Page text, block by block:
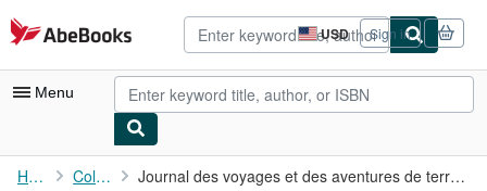
Skip to main content
AbeBooks.com USD
Site
shopping
preferences
Sign in
Menu
My Account
Home Collectif Journal des voyages et des aventures de terre et de mer n° 256 -...